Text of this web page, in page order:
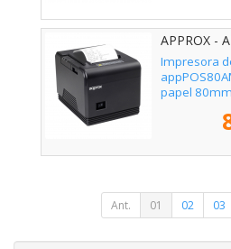
APPROX -
Impresora
papel
Ant. 01 02 03